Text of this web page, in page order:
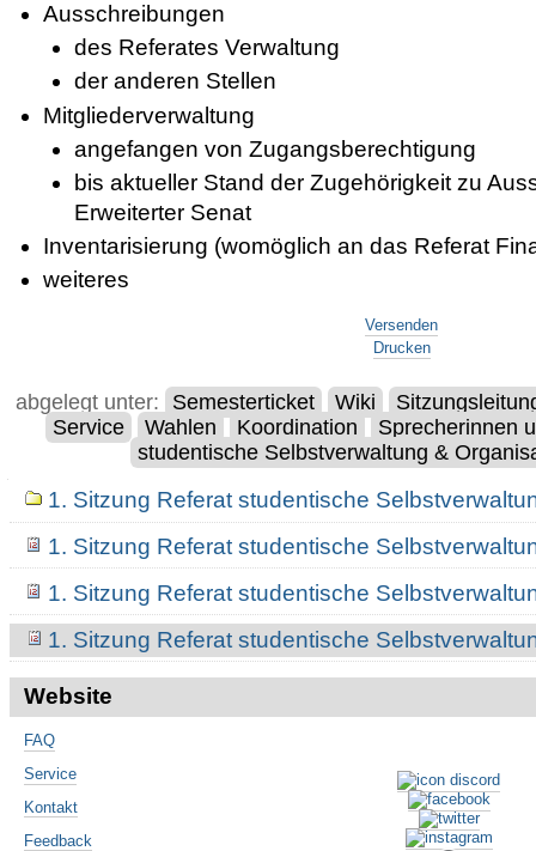
Ausschreibungen
des Referates Verwaltung
der anderen Stellen
Mitgliederverwaltung
angefangen von Zugangsberechtigung
bis aktueller Stand der Zugehörigkeit zu
Erweiterter Senat
Inventarisierung (womöglich an das Referat
weiteres
Versenden
Drucken
abgelegt unter: Semesterticket Wiki
Service
Wahlen Koordination
Sprecherinnen
studentische Selbstverwaltung &
Navigation1. Sitzung Referat studentische
1. Sitzung Referat studentische
1. Sitzung Referat studentische
1. Sitzung Referat studentische
Website
FAQ
Service
Kontakt
Feedback